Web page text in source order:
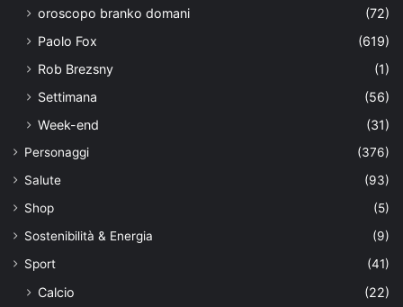
oroscopo branko domani
(72)
Paolo Fox
(619)
Rob Brezsny
(1)
Settimana
(56)
Week-end
(31)
Personaggi
(376)
Salute
(93)
Shop
(5)
Sostenibilità & Energia
(9)
Sport
(41)
Calcio
(22)